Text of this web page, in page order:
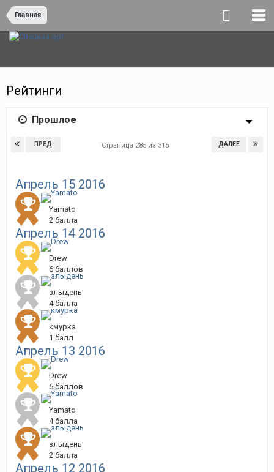
Главная
Рейтинги
Прошлое
ПРЕД ДАЛЕЕ
Страница 285 из 315
Апрель 15 2016
Yamato
2 балла
Апрель 14 2016
Drew
6 баллов
злыдень
4 балла
кмурка
1 балл
Апрель 13 2016
Drew
5 баллов
Yamato
4 балла
злыдень
2 балла
Апрель 12 2016